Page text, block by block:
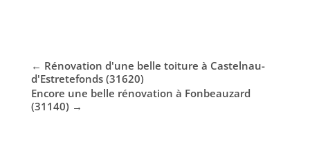
← Rénovation d'une belle toiture à Castelnau-
d'Estretefonds (31620)
Encore une belle rénovation à Fonbeauzard
(31140) →